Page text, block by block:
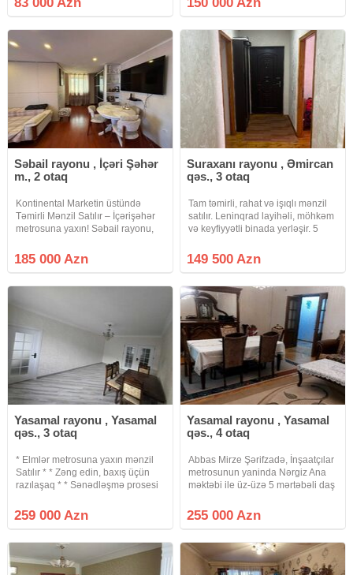
binada yerləşən 42 kv.m^2 sahəsi
LENİNQRAD layihəli, tam təmirli 2
Səbail rayonu , İçəri Şəhər
m., 2 otaq
Kontinental Marketin üstündə
Təmirli Mənzil Satılır – İçərişəhər
metrosuna yaxın! Səbail rayonu,
Kontinental Marketin üstündə,
İçərişəhər metrosunun
185 000 Azn
Suraxanı rayonu , Əmircan
qəs., 3 otaq
Tam təmirli, rahat və işıqlı mənzil
satılır. Leninqrad layihəli, möhkəm
və keyfiyyətli binada yerləşir. 5
1-ci blok. 35 nömrəli avtobus
dayanacağına cəmi 5 addım
149 500 Azn
Yasamal rayonu , Yasamal
qəs., 3 otaq
* Elmlər metrosuna yaxın mənzil
Satılır * * Zəng edin, baxış üçün
razılaşaq * * Sənədləşmə prosesi
aparılır * * Binanın tipi : köhnə tikili
* Otaq Sayı : 3 otaqlı * Mərtəbə :
259 000 Azn
Yasamal rayonu , Yasamal
qəs., 4 otaq
Abbas Mirze Şərifzadə, İnşaatçılar
metrosunun yaninda Nərgiz Ana
məktəbi ile üz-üzə 5 mərtəbəli daş
mertebesinde qanuni 4 otaqli
mənzil satilir. Otaqlar ayrıdır, 7
255 000 Azn